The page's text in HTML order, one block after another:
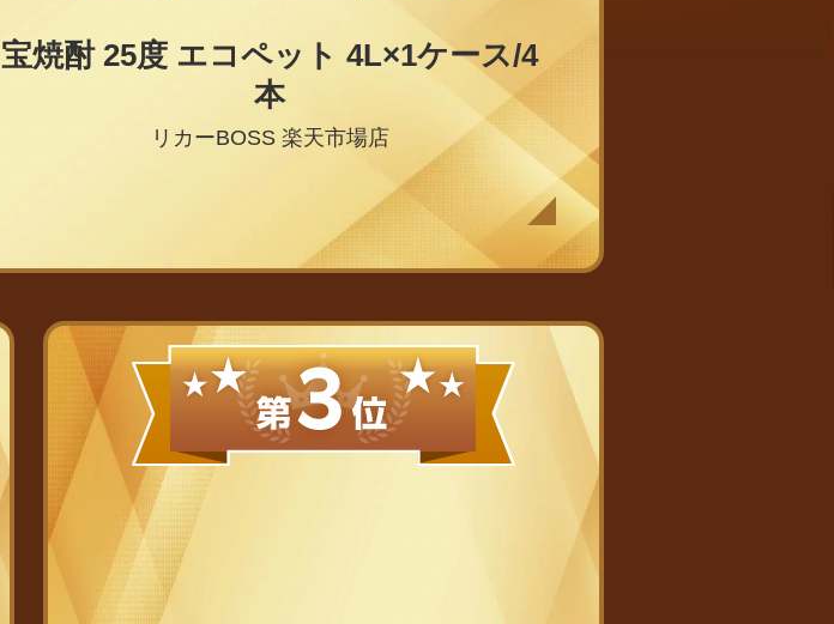
宝焼酎 25度 エコペット 4L×1ケース/4
本
リカーBOSS 楽天市場店